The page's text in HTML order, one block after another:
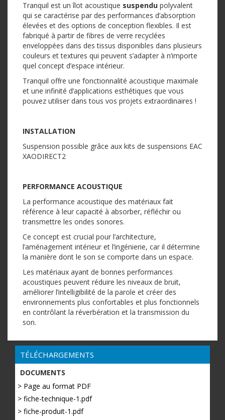
Tranquil est un îlot acoustique suspendu polyvalent
qui se caractérise par des performances d’absorption
élevées et des options de conception flexibles. Il est
fabriqué à partir de fibres de verre recyclées
enveloppées dans des tissus disponibles dans plusieurs
couleurs et textures qui peuvent s’adapter à n’importe
quel concept d’espace intérieur.
Tranquil offre une fonctionnalité acoustique maximale
et une infinité d’applications esthétiques que vous
pouvez utiliser dans tous vos projets extraordinaires !
INSTALLATION
Suspension possible grâce aux kits de suspensions EAC
XAODIRECT2
PERFORMANCE ACOUSTIQUE
La performance acoustique des matériaux fait
référence à leur capacité à absorber, réfléchir ou
transmettre les ondes sonores.
Ce concept est crucial pour l’architecture,
l’aménagement intérieur et l’ingénierie, car il détermine
la manière dont le son se comporte dans un espace.
Les matériaux ayant de bonnes performances
acoustiques peuvent réduire les niveaux de bruit,
améliorer l’intelligibilité de la parole et créer des
environnements plus confortables et plus fonctionnels
en contrôlant la réverbération et la transmission du
son.
TÉLÉCHARGEMENTS
DOCUMENTS
> Page au format PDF
> fiche-technique-1.pdf
> fiche-produit-1.pdf